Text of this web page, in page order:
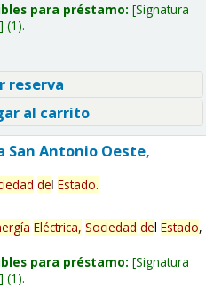
para préstamo: Signatura
(1).
reserva
al carrito
Antonio Oeste,
del Estado.
Eléctrica, Sociedad del Estado,
para préstamo: Signatura
(1).